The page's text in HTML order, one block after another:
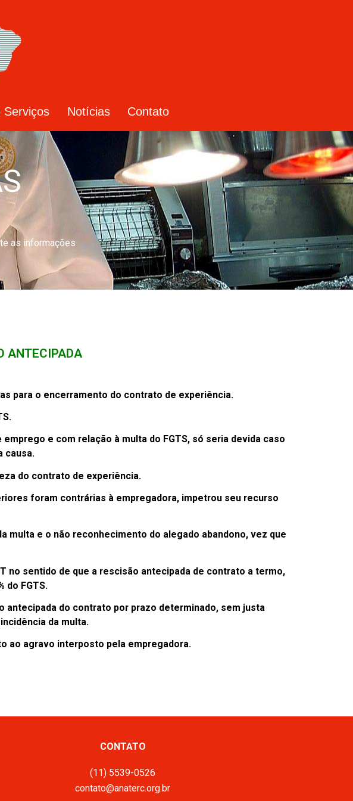
Serviços Notícias Contato
as informações
ANTECIPADA
para o encerramento do contrato de experiência.
e com relação à multa do FGTS, só seria devida caso
causa.
do contrato de experiência.
foram contrárias à empregadora, impetrou seu recurso
multa e o não reconhecimento do alegado abandono, vez que
no sentido de que a rescisão antecipada de contrato a termo,
do FGTS.
antecipada do contrato por prazo determinado, sem justa
da multa.
ao agravo interposto pela empregadora.
CONTATO
(11) 5539-0526
contato@anaterc.org.br